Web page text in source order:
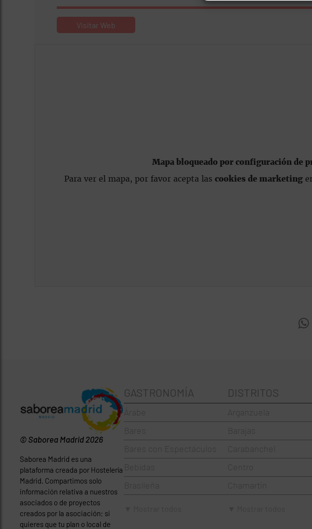
Visitar Web
Mapa bloqueado por configuración de
Para ver el mapa, por favor acepta lascookies de marketing
© Saborea Madrid 2026
Saborea Madrid es una
plataforma creada por Hostelería
Madrid. Compartimos solo
información relativa a nuestros
asociados o de proyectos
creados por la asociación; si
quieres que tu plan o local de
GASTRONOMÍA
Árabe
Bares
Bares con Espectáculos
Bebidas
Brasileña
DISTRITOS
Arganzuela
Barajas
Carabanchel
Centro
Chamartín